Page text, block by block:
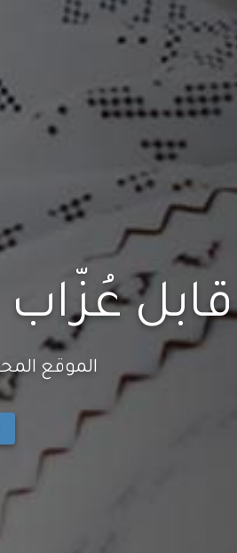
قابل عُزّاب
الموقع